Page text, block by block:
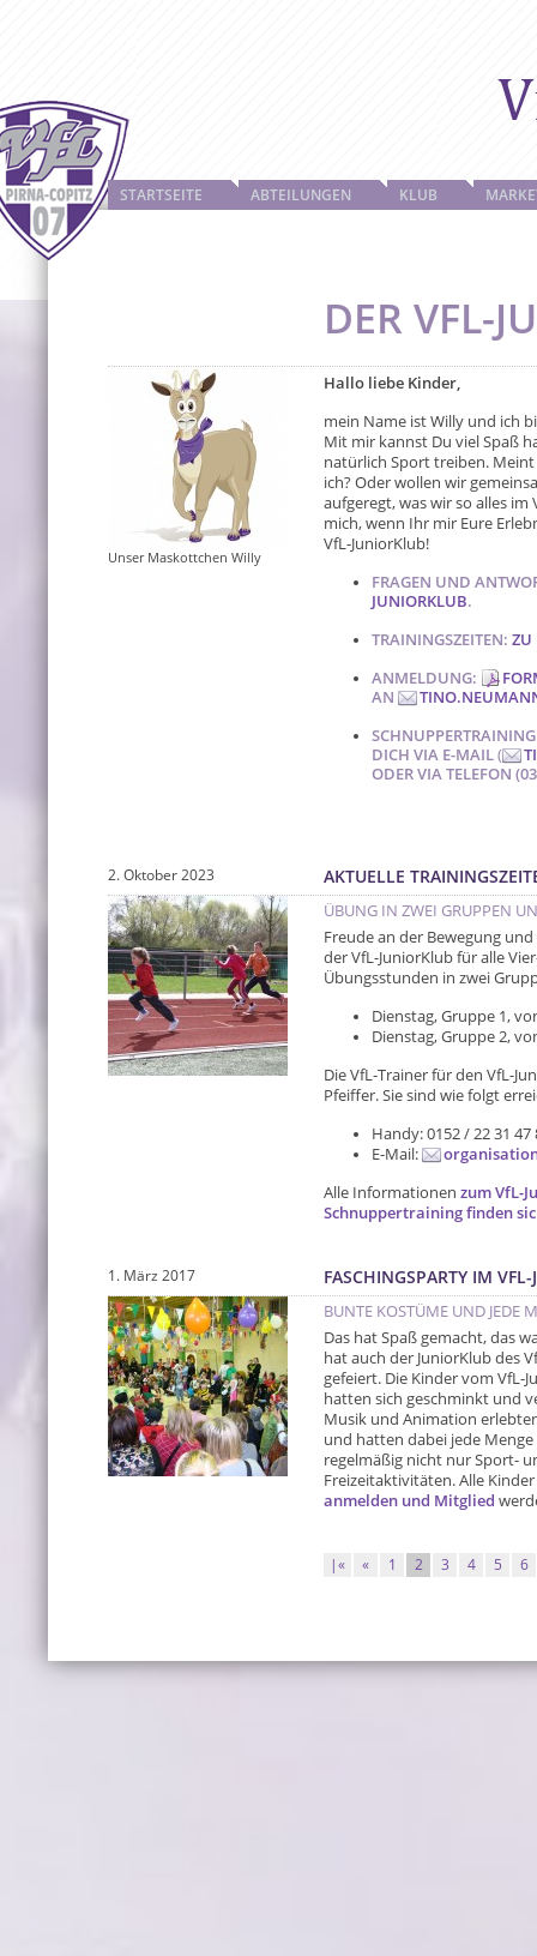
STARTSEITE ABTEILUNGEN KLUB
DER VFL-
Hallo liebe Kinder,
mein Name ist Willy und ich
Mit mir kannst Du viel Spaß
natürlich Sport treiben.
ich? Oder wollen wir
aufgeregt, was wir so alles
mich, wenn Ihr mir Eure
VfL-JuniorKlub!
FRAGEN UND
JUNIORKLUB.
TRAININGSZEITEN: ZU
ANMELDUNG:
AN
DICH VIA E-MAIL(
ODER VIA TELEFON
Unser Maskottchen Willy
AKTUELLE
2. Oktober 2023
ÜBUNG IN ZWEI GRUPPEN
Freude an der Bewegung
der VfL-JuniorKlub für alle
Übungsstunden in zwei
Dienstag, Gruppe 1,
Dienstag, Gruppe 2,
Die VfL-Trainer für den VfL-
Pfeiffer. Sie sind wie folgt
Handy: 0152 / 22 31 47
E-Mail:
Alle Informationen zum VfL-
Schnuppertraining finden
FASCHINGSPARTY IM
1. März 2017
BUNTE KOSTÜME UND JEDE
Das hat Spaß gemacht, das
hat auch der JuniorKlub des
gefeiert. Die Kinder vom VfL-
hatten sich geschminkt und
Musik und Animation
und hatten dabei jede
regelmäßig nicht nur Sport-
Freizeitaktivitäten. Alle
anmelden und Mitglied
|« « 1 2 3 4 5 6